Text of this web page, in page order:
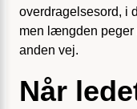
overdragelses­ord, i
men længden
anden vej.
Når